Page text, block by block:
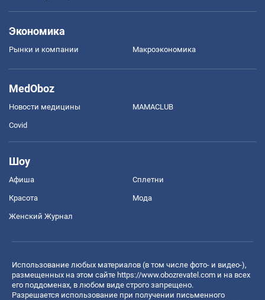
Экономика
Рынки и компании Mакроэкономика
MedOboz
Новости медицины MAMACLUB
Covid
Шоу
Афиша Сплетни
Красота Мода
Женский Журнал
Использование любых материалов (в том числе фото- и видео-),
размещенных на этом сайте https://www.obozrevatel.com и на всех
его поддоменах, в любом виде строго запрещено.
Разрешается использование при получении письменного